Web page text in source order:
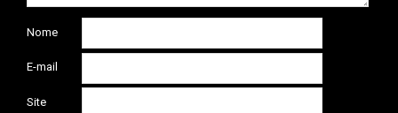
Nome
E-mail
Site